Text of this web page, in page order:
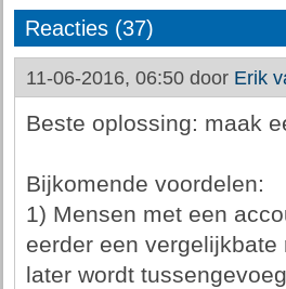
Reacties (37)
11-06-2016, 06:50 door Erik
Beste oplossing: maak
Bijkomende voordelen:
1) Mensen met een
eerder een
later wordt